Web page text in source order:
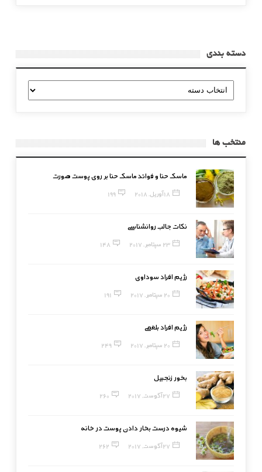
دسته بندی
دسته
بندی
منتخب ها
ماسک حنا و فوائد ماسک حنا بر روی پوست صورت
18 آوریل, 2018 199
نکات جالب روانشناسی
23 سپتامبر, 2017 148
رژیم افراد سوداوی
20 سپتامبر, 2017 191
رژیم افراد بلغمی
20 سپتامبر, 2017 249
بخور زنجبیل
27 آگوست, 2017 260
شیوه درست بخار دادن پوست در خانه
27 آگوست, 2017 262